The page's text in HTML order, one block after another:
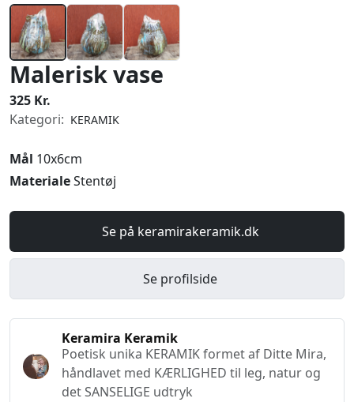
Malerisk vase
325 Kr.
Kategori: KERAMIK
Mål 10x6cm
MaterialeStentøj
Se på keramirakeramik.dk
Se profilside
Keramira Keramik
Poetisk unika KERAMIK formet af Ditte Mira,
håndlavet med KÆRLIGHED til leg, natur og
det SANSELIGE udtryk